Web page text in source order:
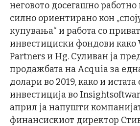
неговото досегашно работно
силно ориентирано кон
купувања“ и работа со
инвестициски фондови како
Partners и Hg. Суливан ја
продажбата на Acquia за
долари во 2019, како и истата
инвестиција во
април ја напушти
финансискиот директор